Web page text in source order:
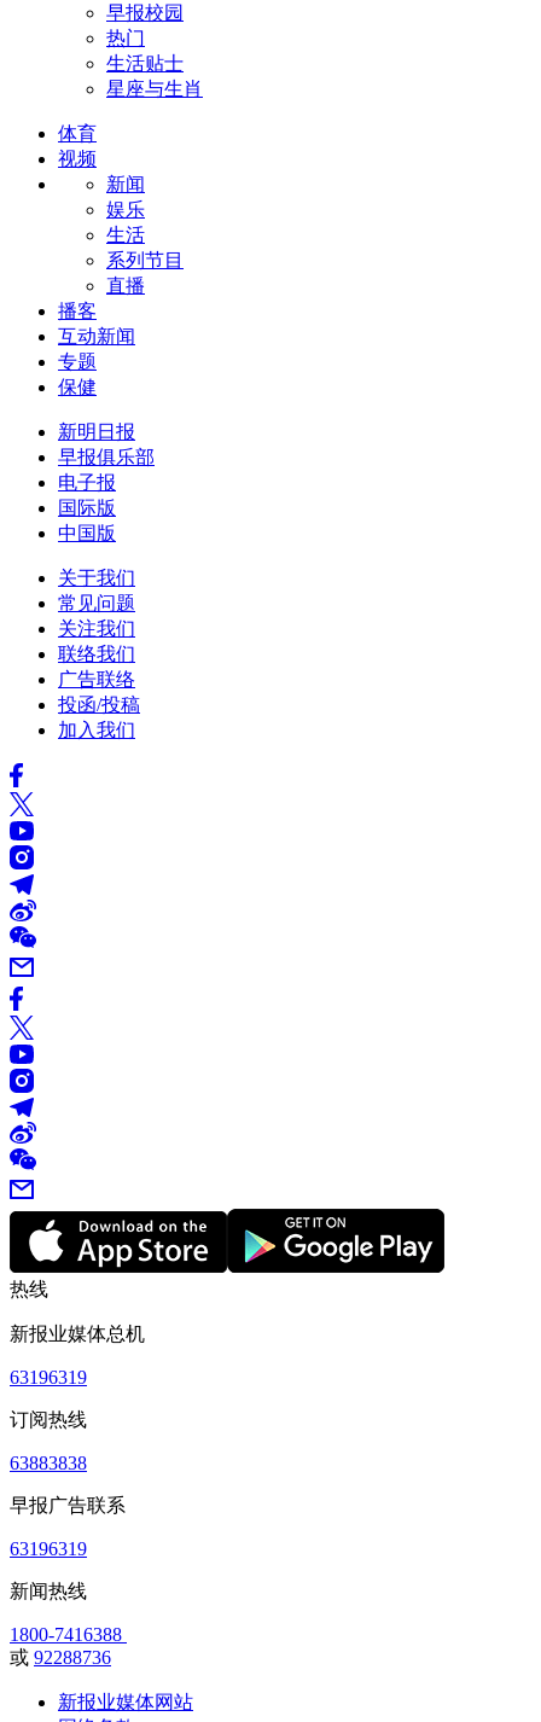
早报校园
热门
生活贴士
星座与生肖
体育
视频
新闻
娱乐
生活
系列节目
直播
播客
互动新闻
专题
保健
新明日报
早报俱乐部
电子报
国际版
中国版
关于我们
常见问题
关注我们
联络我们
广告联络
投函/投稿
加入我们
热线
新报业媒体总机
63196319
订阅热线
63883838
早报广告联系
63196319
新闻热线
1800-7416388
或 92288736
新报业媒体网站